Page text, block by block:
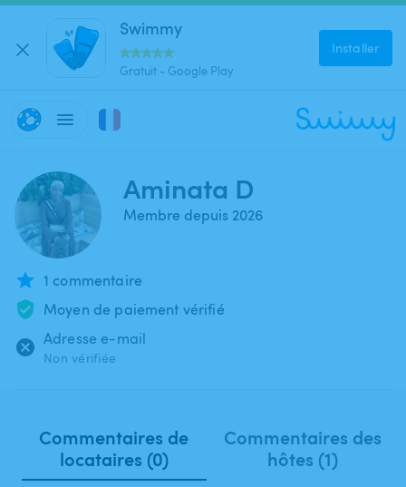
Swimmy
Gratuit - Google Play
Installer
Aminata D
Membre depuis 2026
1 commentaire
Moyen de paiement vérifié
Adresse e-mail
Non vérifiée
Commentaires de
locataires (0)
Commentaires des
hôtes (1)